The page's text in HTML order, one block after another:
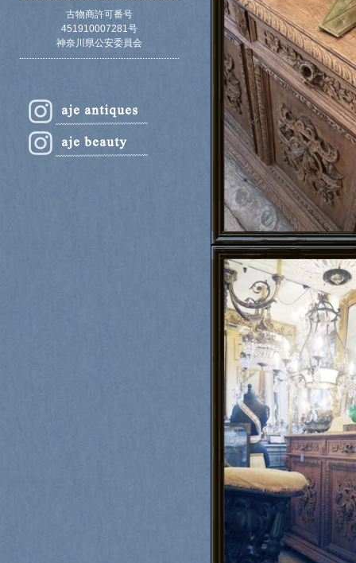
古物商許可番号
451910007281号
神奈川県公安委員会